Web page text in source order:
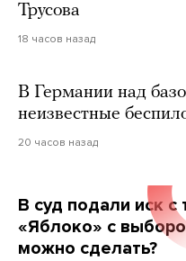
Трусова
18 часов назад
В Германии над
неизвестные
20 часов назад
В суд подали иск с
«Яблоко» с
можно сделать?